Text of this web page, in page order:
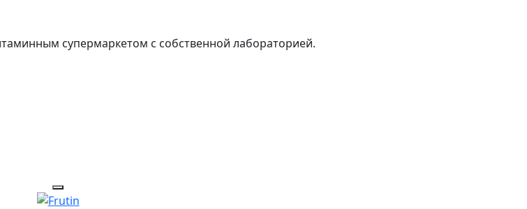
супермаркетом с собственной лабораторией.